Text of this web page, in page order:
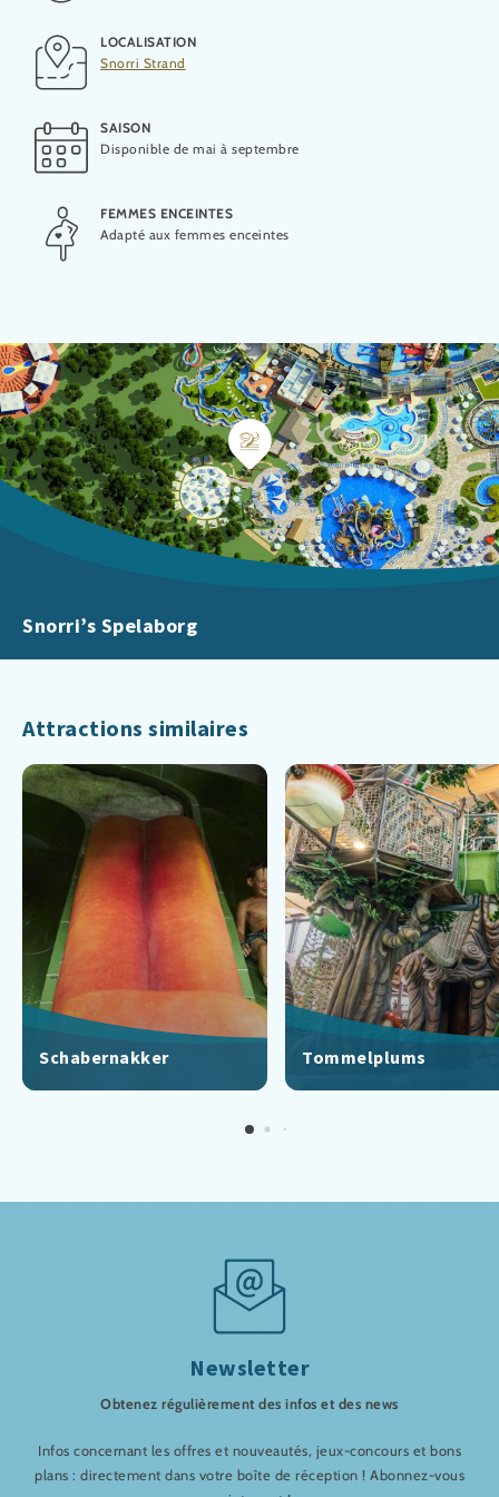
LOCALISATION
Snorri Strand
SAISON
Disponible de mai à septembre
FEMMES ENCEINTES
Adapté aux femmes enceintes
Snorri’s Spelaborg
Attractions similaires
Schabernakker Tommelplums
Newsletter
Obtenez régulièrement des infos et des news
Infos concernant les offres et nouveautés, jeux-concours et bons
plans : directement dans votre boîte de réception ! Abonnez-vous